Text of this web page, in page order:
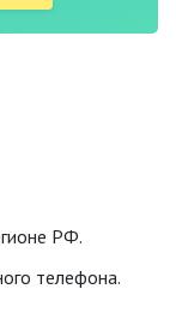
РФ.
телефона.